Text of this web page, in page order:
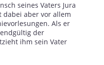
seines Vaters Jura
dabei aber vor allem
Als er
der
ihm sein Vater